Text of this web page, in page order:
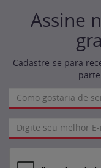
Assine
Cadastre-se para